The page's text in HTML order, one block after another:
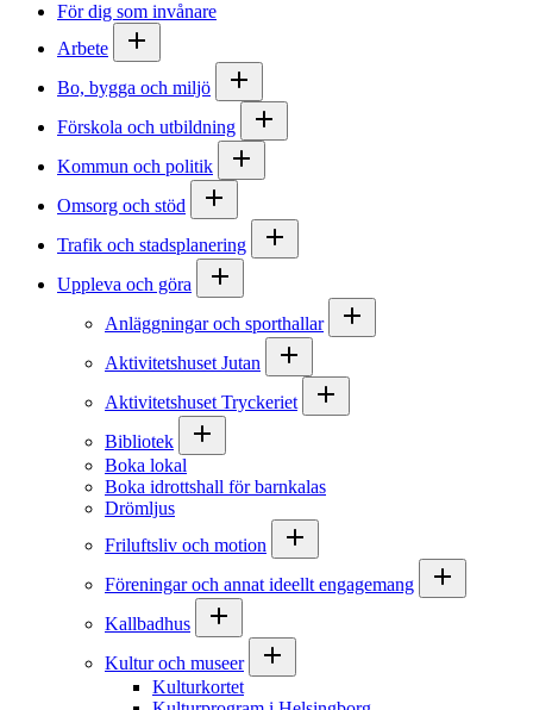
För dig som invånare
Arbete
Bo, bygga och miljö
Förskola och utbildning
Kommun och politik
Omsorg och stöd
Trafik och stadsplanering
Uppleva och göra
Anläggningar och sporthallar
Aktivitetshuset Jutan
Aktivitetshuset Tryckeriet
Bibliotek
Boka lokal
Boka idrottshall för barnkalas
Drömljus
Friluftsliv och motion
Föreningar och annat ideellt engagemang
Kallbadhus
Kultur och museer
Kulturkortet